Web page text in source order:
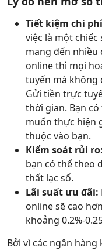
Tiết kiệm chi
việc là một
mang đến nhiều
online thì mọi
tuyến mà không
Gửi tiền trực
thời gian. Bạn
muốn thực hiện
thuộc vào bạn.
Kiểm soát rủi ro:
bạn có thể theo
thất lạc sổ.
Lãi suất ưu đãi:
online sẽ cao
khoảng 0.2%-
Bởi vì các ngân